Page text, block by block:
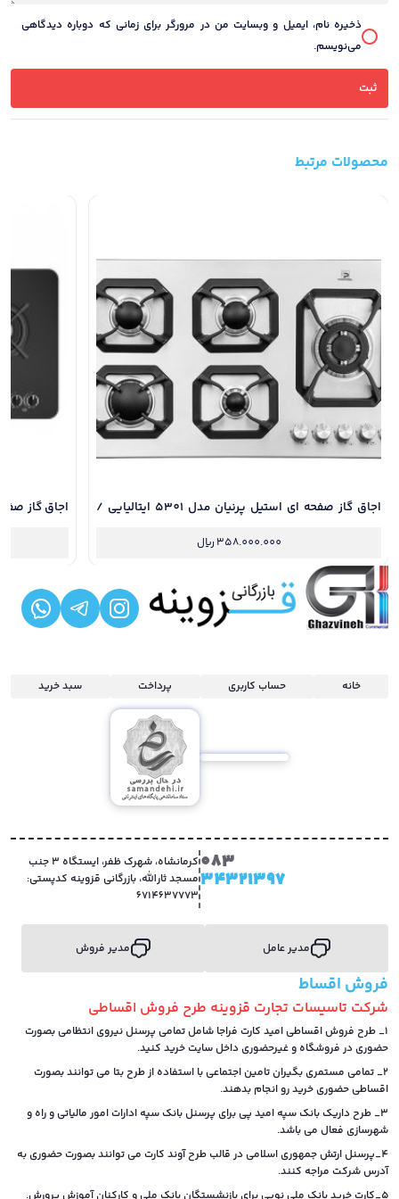
ذخیره نام، ایمیل و وبسایت من در مرورگر برای زمانی که دوباره دیدگاهی
می‌نویسم.
محصولات مرتبط
اجاق گاز صفحه ای استیل پرنیان مدل 5301 ایتالیایی /
358.000.000ریال
خانه حساب کاربری پرداخت سبد خرید
083
34321397
کرمانشاه، شهرک ظفر، ایستگاه 3 جنب
مسجد ثارالله، بازرگانی قزوینه کدپستی:
6714637773
مدیر عامل مدیر فروش
فروش اقساط
شرکت تاسیسات تجارت قزوینه طرح فروش اقساطی
1_ طرح فروش اقساطی امید کارت فراجا شامل تمامی پرسنل نیروی انتظامی بصورت
حضوری در فروشگاه و غیرحضوری داخل سایت خرید کنید.
2_ تمامی مستمری بگیران تامین اجتماعی با استفاده از طرح بتا می توانند بصورت
اقساطی حضوری خرید رو انجام بدهند.
3_ طرح داریک بانک سپه امید پی برای پرسنل بانک سپه ادارات امور مالیاتی و راه و
شهرسازی فعال می باشد.
4_پرسنل ارتش جمهوری اسلامی در قالب طرح آوند کارت می توانند بصورت حضوری به
آدرس شرکت مراجه کنند.